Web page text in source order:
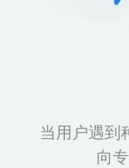
当用户遇到
向